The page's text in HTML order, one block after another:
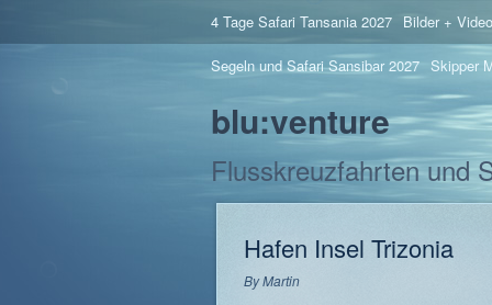
4 Tage Safari Tansania 2027 Bilder +
Segeln und Safari Sansibar 2027 Skipper
blu:venture
Flusskreuzfahrten und
Hafen Insel Trizonia
ByMartin